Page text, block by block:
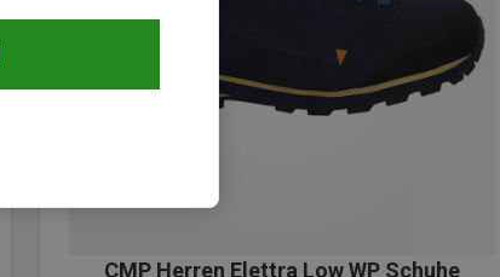
CMP Herren Elettra Low WP Schuhe